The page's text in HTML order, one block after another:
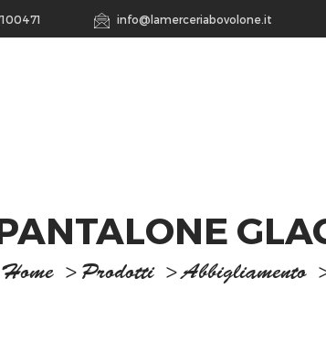
info@lamerceriabovolone.it
Home > Prodotti > Abbigliamento